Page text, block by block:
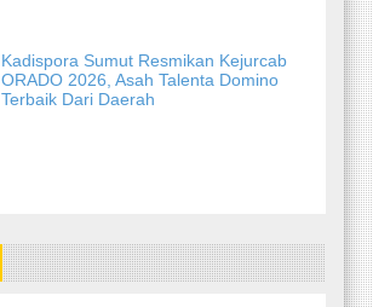
Kadispora Sumut Resmikan Kejurcab
ORADO 2026, Asah Talenta Domino
Terbaik Dari Daerah